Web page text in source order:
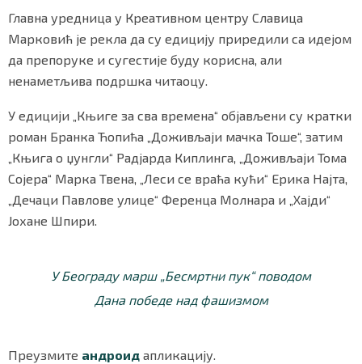
Главна уредница у Креативном центру Славица
Марковић је рекла да су едицију приредили са идејом
да препоруке и сугестије буду корисна, али
ненаметљива подршка читаоцу.
У едицији „Књиге за сва времена“ објављени су кратки
роман Бранка Ћопића „Доживљаји мачка Тоше“, затим
„Књига о џунгли“ Радјарда Киплинга, „Доживљаји Тома
Сојера“ Марка Твена, „Леси се враћа кући“ Ерика Најта,
„Дечаци Павлове улице“ Ференца Молнара и „Хајди“
Јохане Шпири.
У Београду марш „Бесмртни пук“ поводом
Дана победе над фашизмом
Преузмите андроид апликацију.